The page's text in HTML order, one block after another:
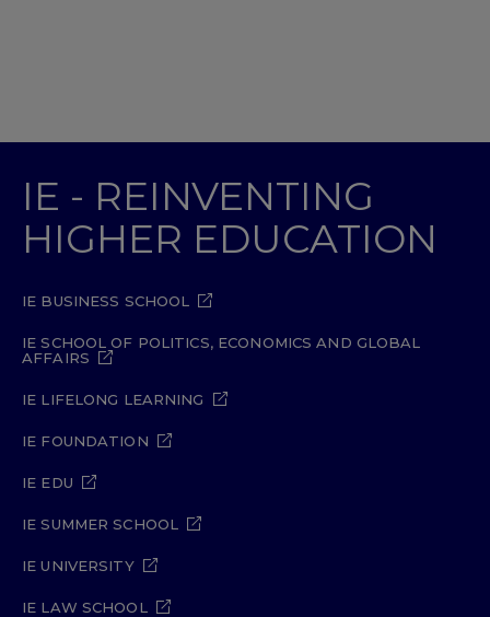
IE - REINVENTING
HIGHER EDUCATION
IE BUSINESS SCHOOL
IE SCHOOL OF POLITICS, ECONOMICS AND GLOBAL
AFFAIRS
IE LIFELONG LEARNING
IE FOUNDATION
IE EDU
IE SUMMER SCHOOL
IE UNIVERSITY
IE LAW SCHOOL